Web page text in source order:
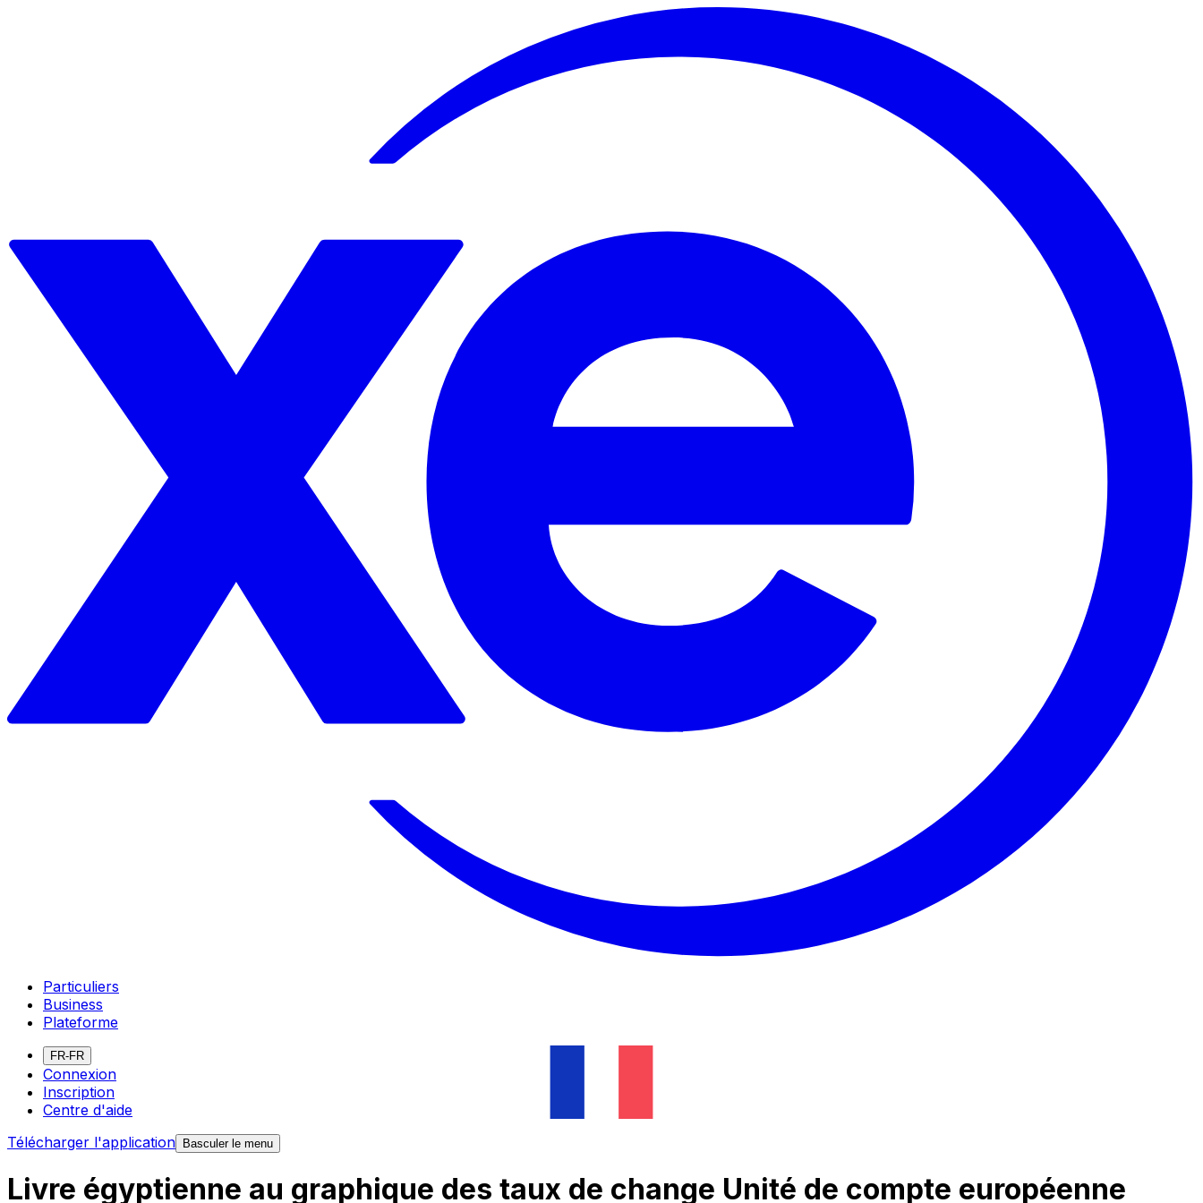
Particuliers
Business
Plateforme
FR-FR
Connexion
Inscription
Centre d'aide
Télécharger l'application Basculer le menu
Livre égyptienne au graphique des taux de change Unité de compte européenne